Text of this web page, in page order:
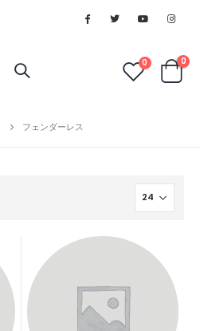
0 0
フェンダーレス